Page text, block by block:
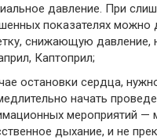
давление. При
показателях можно
снижающую давление,
Каптоприл;
остановки сердца,
начать
мероприятий —
дыхание, и не